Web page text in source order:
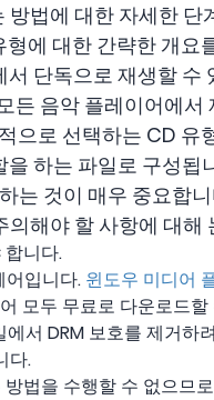
법에 대한 자세한 단
에 대한 간략한 개요
단독으로 재생할 수
든 음악 플레이어에
으로 선택하는 CD 유
하는 파일로 구성됩
는 것이 매우 중요합
해야 할 사항에 대해
니다.
어입니다. 윈도우 미디어
모두 무료로 다운로드할
서 DRM 보호를 제거
다.
법을 수행할 수 없으므